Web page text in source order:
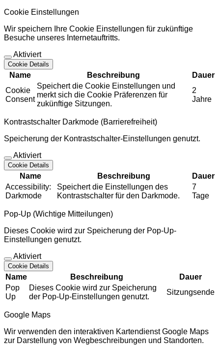
Cookie Einstellungen
Wir speichern Ihre Cookie Einstellungen für zukünftige
Besuche unseres Internetauftritts.
Aktiviert
Cookie Details
Name Beschreibung
Dauer
Cookie
Consent
Speichert die Cookie Einstellungen und
merkt sich die Cookie Präferenzen für
zukünftige Sitzungen.
2
Jahre
Kontrastschalter Darkmode (Barrierefreiheit)
Speicherung der Kontrastschalter-Einstellungen genutzt.
Aktiviert
Cookie Details
Name Beschreibung
Dauer
Accessibility:
Darkmode
Speichert die Einstellungen des
Kontrastschalter für den Darkmode.
7
Tage
Pop-Up (Wichtige Mitteilungen)
Dieses Cookie wird zur Speicherung der Pop-Up-
Einstellungen genutzt.
Aktiviert
Cookie Details
Name Beschreibung
Dauer
Pop
Up
Dieses Cookie wird zur Speicherung
der Pop-Up-Einstellungen genutzt.
Sitzungsende
Google Maps
Wir verwenden den interaktiven Kartendienst Google Maps
zur Darstellung von Wegbeschreibungen und Standorten.